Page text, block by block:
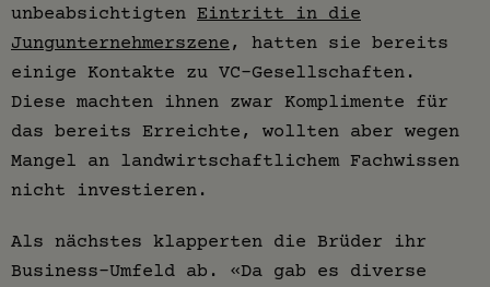
unbeabsichtigten Eintritt in die
Jungunternehmerszene , hatten sie bereits
einige Kontakte zu VC-Gesellschaften.
Diese machten ihnen zwar Komplimente für
das bereits Erreichte, wollten aber wegen
Mangel an landwirtschaftlichem Fachwissen
nicht investieren.
Als nächstes klapperten die Brüder ihr
Business-Umfeld ab. «Da gab es diverse